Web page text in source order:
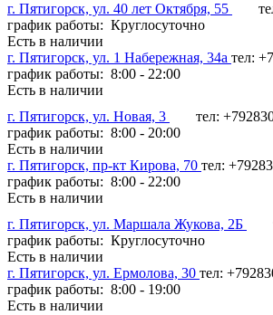
г. Пятигорск, ул. 40 лет Октября, 55
график работы: Круглосуточно
Есть в наличии
г. Пятигорск, ул. 1 Набережная, 34а тел:
график работы: 8:00 - 22:00
Есть в наличии
г. Пятигорск, ул. Новая, 3
тел:
график работы: 8:00 - 20:00
Есть в наличии
г. Пятигорск, пр-кт Кирова, 70 тел:
график работы: 8:00 - 22:00
Есть в наличии
г. Пятигорск, ул. Маршала Жукова, 2Б
график работы: Круглосуточно
Есть в наличии
г. Пятигорск, ул. Ермолова, 30 тел:
график работы: 8:00 - 19:00
Есть в наличии